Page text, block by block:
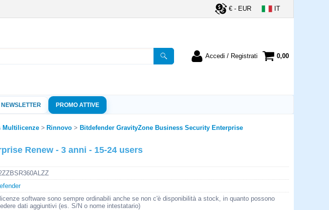
€ - EUR IT
Accedi / Registrati
nome utente e la password e poi
clicca sul pulsante "Accedi"
Nome utente:
Password:
Hai perso la password?
0,00
NEWSLETTER PROMO ATTIVE
Multilicenze Rinnovo Bitdefender GravityZone Business Security Enterprise
Renew - 3 anni - 15-24 users
software sono sempre ordinabili anche se non c'è disponibilità a stock, in quanto possono
dati aggiuntivi (es. S/N o nome intestatario)